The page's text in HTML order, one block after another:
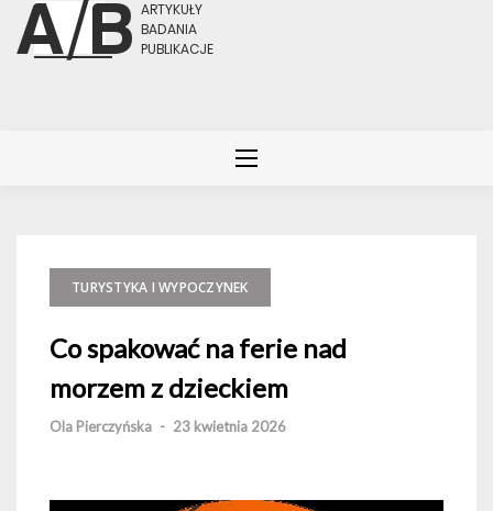
TURYSTYKA I WYPOCZYNEK
Co spakować na ferie nad
morzem z dzieckiem
Ola Pierczyńska - 23 kwietnia 2026